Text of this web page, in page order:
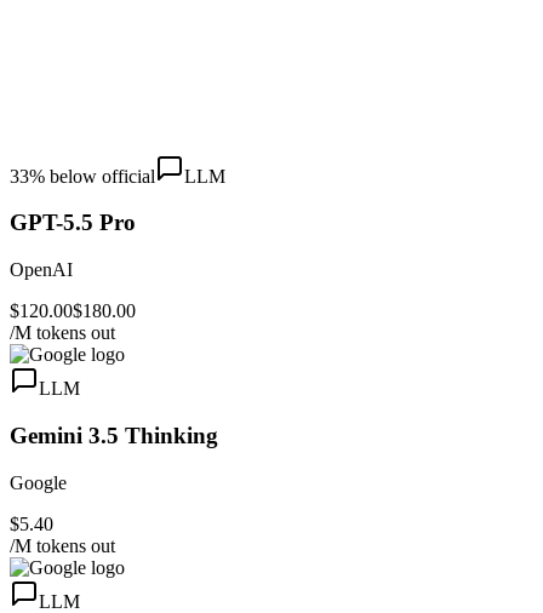
33% below official LLM
GPT-5.5 Pro
OpenAI
$120.00$180.00
/M tokens out
LLM
Gemini 3.5 Thinking
Google
$5.40
/M tokens out
LLM